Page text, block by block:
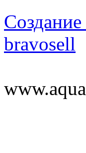
bravosell